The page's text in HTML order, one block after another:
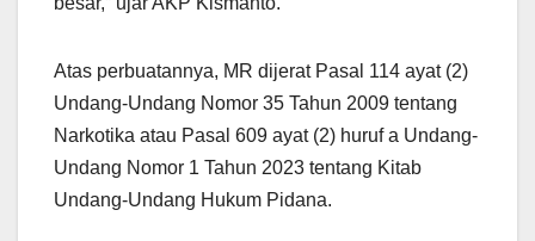
Atas perbuatannya, MR dijerat Pasal 114 ayat (2)
Undang-Undang Nomor 35 Tahun 2009 tentang
Narkotika atau Pasal 609 ayat (2) huruf a Undang-
Undang Nomor 1 Tahun 2023 tentang Kitab
Undang-Undang Hukum Pidana.